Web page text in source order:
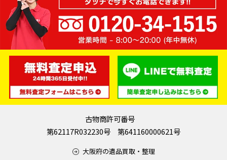
古物商許可番号
第62117R032230号 第641160000621号
大阪府の遺品買取・整理